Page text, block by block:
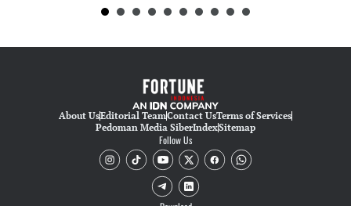
About UsEditorial TeamContact UsTerms of Services
Pedoman Media SiberIndexSitemap
Follow Us